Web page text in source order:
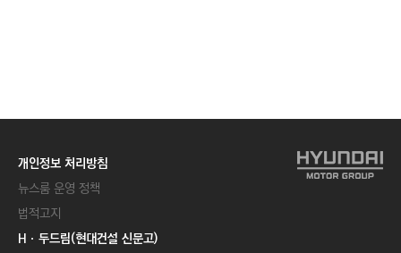
개인정보 처리방침
뉴스룸 운영 정책
법적고지
Hㆍ두드림(현대건설 신문고)